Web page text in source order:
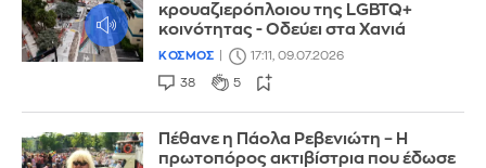
κρουαζιερόπλοιου της LGBTQ+
κοινότητας - Οδεύει στα Χανιά
ΚΟΣΜΟΣ 17:11, 09.07.2026
38 5
Πέθανε η Πάολα Ρεβενιώτη – Η
πρωτοπόρος ακτιβίστρια που έδωσε